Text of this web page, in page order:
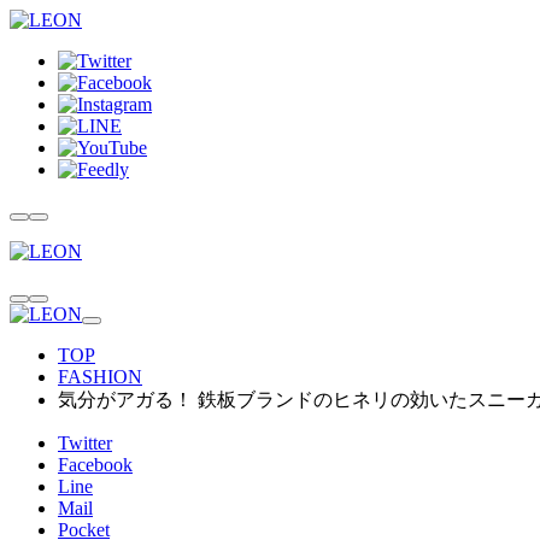
TOP
FASHION
気分がアガる！ 鉄板ブランドのヒネリの効いたスニー
Twitter
Facebook
Line
Mail
Pocket